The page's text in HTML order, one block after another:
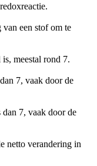
een stof om te
meestal rond 7.
7, vaak door de
7, vaak door de
netto verandering in